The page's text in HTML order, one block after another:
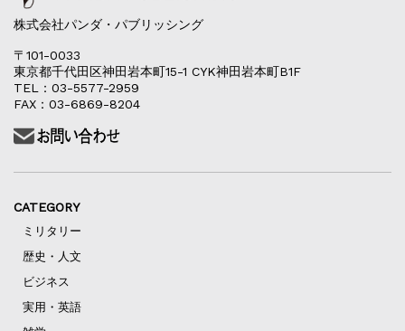
株式会社パンダ・パブリッシング
〒101-0033
東京都千代田区神田岩本町15-1 CYK神田岩本町B1F
TEL：03-5577-2959
FAX：03-6869-8204
CATEGORY
ミリタリー
歴史・人文
ビジネス
実用・英語